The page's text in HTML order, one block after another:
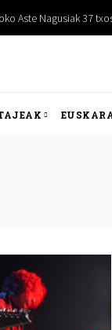
Aste Nagusiak 37